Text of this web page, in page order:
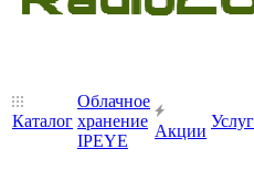
Каталог
Облачное
хранение
IPEYE
Акции